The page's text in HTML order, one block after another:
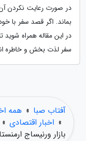
در صورت رعایت نکردن
بماند. اگر قصد سفر با
در این مقاله همراه شوید
سفر لذت بخش و خاطره
آفتاب صبا » همه
» اخبار اقتصادی »
بازار ورنیساج